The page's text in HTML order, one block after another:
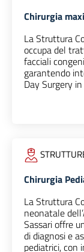
Chirurgia
La Struttura
occupa del
facciali
garantendo
Day Surgery
Chirurgia
La Struttura
neonatale
Sassari offre
di diagnosi e
pediatrici, con